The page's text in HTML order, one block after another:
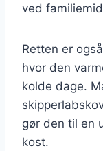
ved
Retten er
hvor den
kolde dage.
gør den til en
kost.